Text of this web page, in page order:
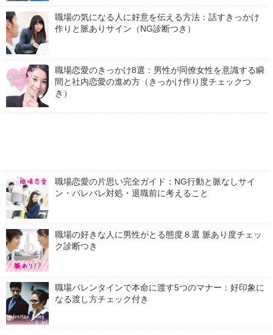
職場の気になる人に好意を伝える方法：話すきっかけ
作りと脈ありサイン（NG診断つき）
職場恋愛のきっかけ8選：男性が同僚女性を意識する瞬
間と社内恋愛の進め方（きっかけ作り度チェックつ
き）
職場恋愛の片思い完全ガイド：NG行動と脈なしサイ
ン・バレバレ対処・退職前に考えること
職場の好きな人に男性がとる態度８選 脈あり度チェッ
ク診断つき
職場バレンタインで本命に渡す5つのマナー：好印象に
なる渡し方チェック付き